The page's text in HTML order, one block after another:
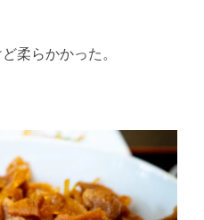
柔らかかった。